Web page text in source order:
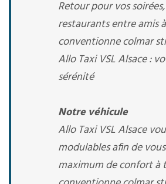
Retour pour vos
restaurants entre amis
conventionne colmar
Allo Taxi VSL Alsace :
sérénité
Notre véhicule
Allo Taxi VSL Alsace
modulables afin de
maximum de confort à